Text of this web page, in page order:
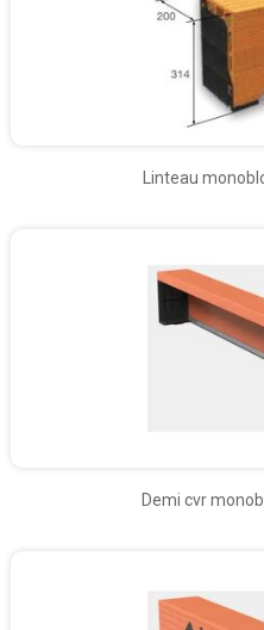
Linteau
Demi cvr